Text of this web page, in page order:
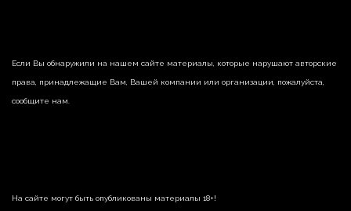
Если Вы обнаружили на нашем сайте материалы, которые нарушают авторские
права, принадлежащие Вам, Вашей компании или организации, пожалуйста,
сообщите нам.
На сайте могут быть опубликованы материалы 18+!